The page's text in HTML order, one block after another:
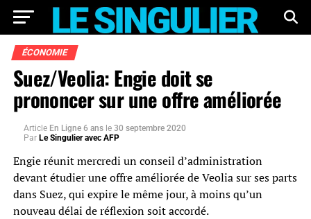
ÉCONOMIE
Suez/Veolia: Engie doit se
prononcer sur une offre améliorée
Article En Ligne 6 ans le 30 septembre 2020
Par Le Singulier avec AFP
Engie réunit mercredi un conseil d’administration
devant étudier une offre améliorée de Veolia sur ses parts
dans Suez, qui expire le même jour, à moins qu’un
nouveau délai de réflexion soit accordé.